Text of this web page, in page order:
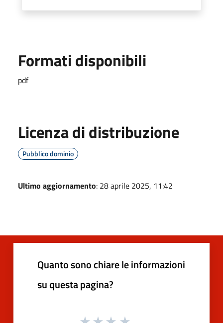
Formati disponibili
pdf
Licenza di distribuzione
Pubblico dominio
Ultimo aggiornamento: 28 aprile 2025, 11:42
Quanto sono chiare le informazioni
su questa pagina?